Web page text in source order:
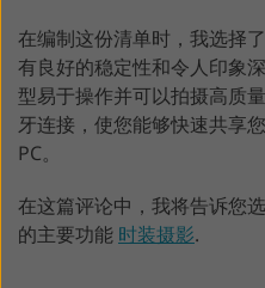
在编制这份清单时，我选择
有良好的稳定性和令人印象
型易于操作并可以拍摄高质
牙连接，使您能够快速共享
PC。
在这篇评论中，我将告诉您
的主要功能 时装摄影.